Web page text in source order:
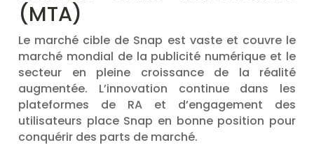
(MTA)
Le marché cible de Snap est vaste et couvre le
marché mondial de la publicité numérique et le
secteur en pleine croissance de la réalité
augmentée. L’innovation continue dans les
plateformes de RA et d’engagement des
utilisateurs place Snap en bonne position pour
conquérir des parts de marché.